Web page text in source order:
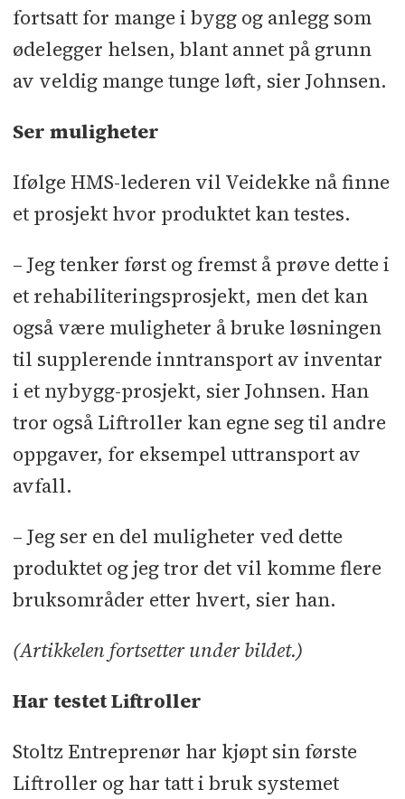
fortsatt for mange i bygg og anlegg som
ødelegger helsen, blant annet på grunn
av veldig mange tunge løft, sier Johnsen.
Ser muligheter
Ifølge HMS-lederen vil Veidekke nå finne
et prosjekt hvor produktet kan testes.
– Jeg tenker først og fremst å prøve dette i
et rehabiliteringsprosjekt, men det kan
også være muligheter å bruke løsningen
til supplerende inntransport av inventar
i et nybygg-prosjekt, sier Johnsen. Han
tror også Liftroller kan egne seg til andre
oppgaver, for eksempel uttransport av
avfall.
– Jeg ser en del muligheter ved dette
produktet og jeg tror det vil komme flere
bruksområder etter hvert, sier han.
(Artikkelen fortsetter under bildet.)
Har testet Liftroller
Stoltz Entreprenør har kjøpt sin første
Liftroller og har tatt i bruk systemet